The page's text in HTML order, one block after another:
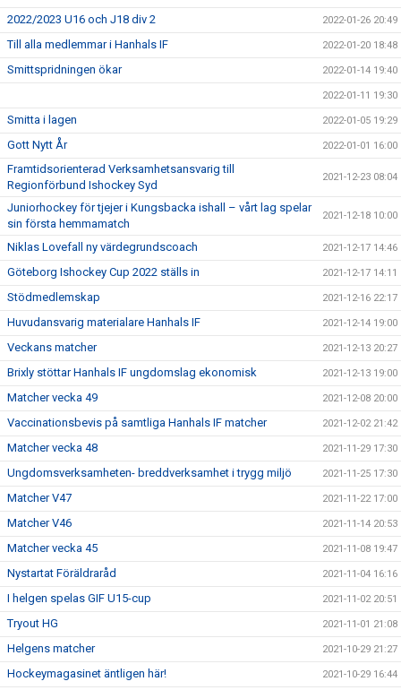
2022/2023 U16 och J18 div 2 2022-01-26 20:49
Till alla medlemmar i Hanhals IF 2022-01-20 18:48
Smittspridningen ökar 2022-01-14 19:40
2022-01-11 19:30
Smitta i lagen 2022-01-05 19:29
Gott Nytt År 2022-01-01 16:00
Framtidsorienterad Verksamhetsansvarig till
Regionförbund Ishockey Syd
2021-12-23 08:04
Juniorhockey för tjejer i Kungsbacka ishall – vårt lag spelar
sin första hemmamatch
2021-12-18 10:00
Niklas Lovefall ny värdegrundscoach 2021-12-17 14:46
Göteborg Ishockey Cup 2022 ställs in 2021-12-17 14:11
Stödmedlemskap 2021-12-16 22:17
Huvudansvarig materialare Hanhals IF 2021-12-14 19:00
Veckans matcher 2021-12-13 20:27
Brixly stöttar Hanhals IF ungdomslag ekonomisk 2021-12-13 19:00
Matcher vecka 49 2021-12-08 20:00
Vaccinationsbevis på samtliga Hanhals IF matcher 2021-12-02 21:42
Matcher vecka 48 2021-11-29 17:30
Ungdomsverksamheten- breddverksamhet i trygg miljö 2021-11-25 17:30
Matcher V47 2021-11-22 17:00
Matcher V46 2021-11-14 20:53
Matcher vecka 45 2021-11-08 19:47
Nystartat Föräldraråd 2021-11-04 16:16
I helgen spelas GIF U15-cup 2021-11-02 20:51
Tryout HG 2021-11-01 21:08
Helgens matcher 2021-10-29 21:27
Hockeymagasinet äntligen här! 2021-10-29 16:44